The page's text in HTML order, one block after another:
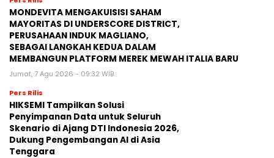
MONDEVITA MENGAKUISISI SAHAM
MAYORITAS DI UNDERSCORE DISTRICT,
PERUSAHAAN INDUK MAGLIANO,
SEBAGAI LANGKAH KEDUA DALAM
MEMBANGUN PLATFORM MEREK MEWAH ITALIA BARU
Jumat, 7 Agu 2026 - 09:32 WIB
Pers Rilis
HIKSEMI Tampilkan Solusi
Penyimpanan Data untuk Seluruh
Skenario di Ajang DTI Indonesia 2026,
Dukung Pengembangan AI di Asia
Tenggara